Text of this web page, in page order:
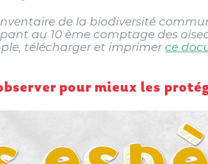
de la biodiversité
au 10 ème comptage des
télécharger et imprimerce
pour mieux les